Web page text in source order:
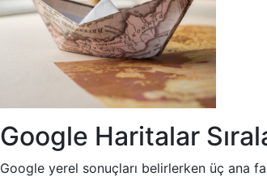
Google Haritalar
Google yerel sonuçları belirlerken üç ana